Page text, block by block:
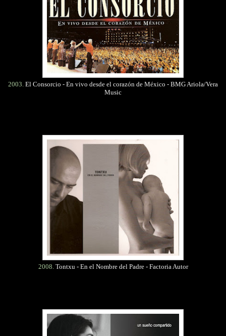
2003. El Consorcio - En vivo desde el corazón de México - BMG Ariola/Vera
Music
2008.Tontxu - En el Nombre del Padre - Factoria Autor